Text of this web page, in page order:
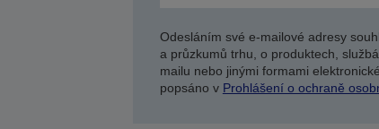
Odesláním své e-mailové adresy
a průzkumů trhu, o produktech,
mailu nebo jinými formami
popsáno v Prohlášení o ochraně